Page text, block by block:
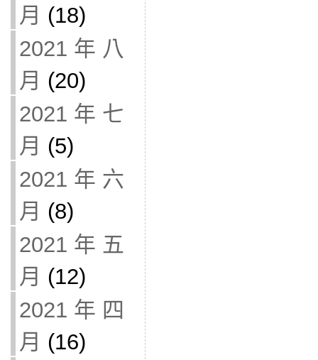
月 (18)
2021 年 八
月 (20)
2021 年 七
月 (5)
2021 年 六
月 (8)
2021 年 五
月 (12)
2021 年 四
月 (16)